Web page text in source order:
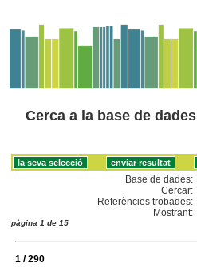
Cerca a la base de dades
Base de dades:
Cercar:
Referències trobades:
Mostrant:
pàgina 1 de 15
1 / 290